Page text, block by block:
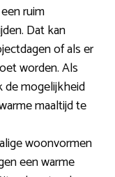
ruim
Dat kan
of als er
worden. Als
de mogelijkheid
maaltijd te
woonvormen
een warme